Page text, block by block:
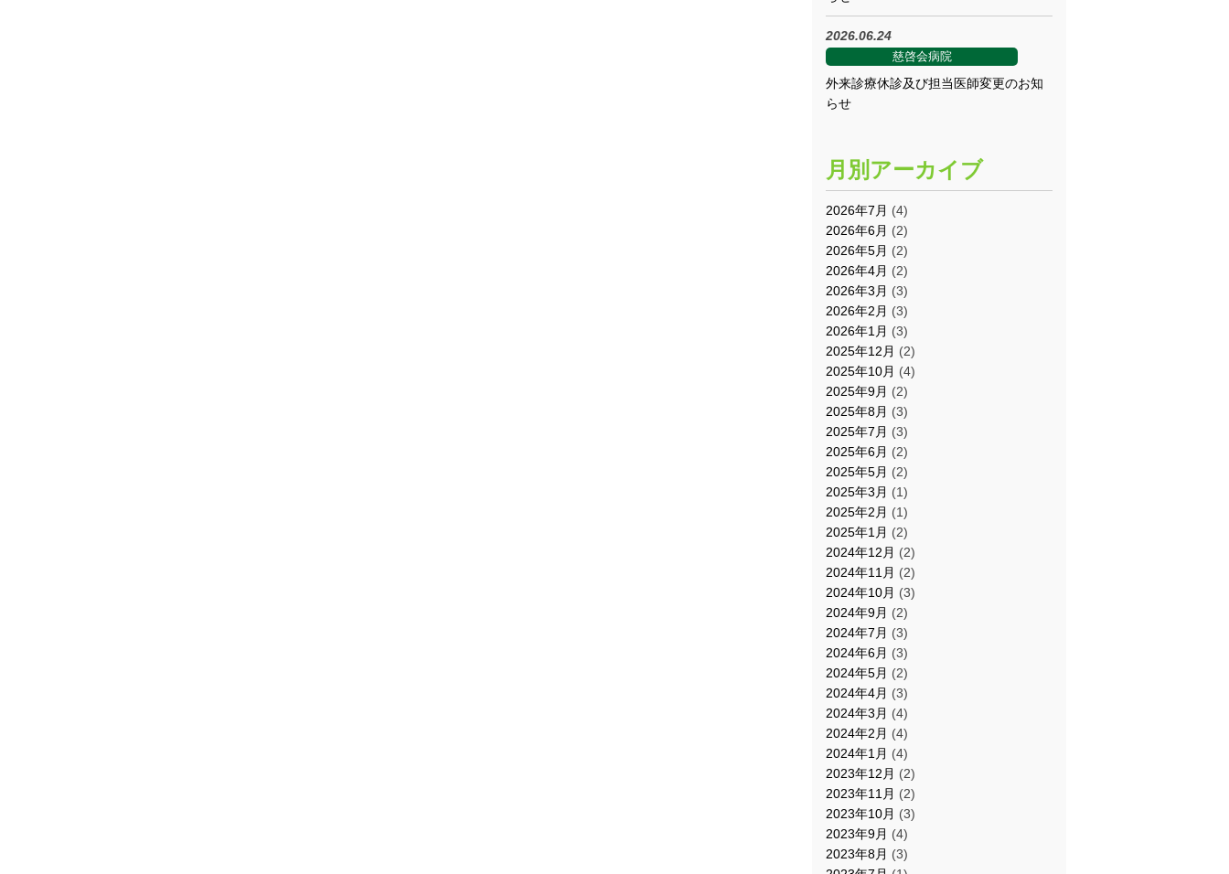
2026.06.24
慈啓会病院
外来診療休診及び担当医師変更のお知
らせ
月別アーカイブ
2026年7月 (4)
2026年6月 (2)
2026年5月 (2)
2026年4月 (2)
2026年3月 (3)
2026年2月 (3)
2026年1月 (3)
2025年12月 (2)
2025年10月 (4)
2025年9月 (2)
2025年8月 (3)
2025年7月 (3)
2025年6月 (2)
2025年5月 (2)
2025年3月 (1)
2025年2月 (1)
2025年1月 (2)
2024年12月 (2)
2024年11月 (2)
2024年10月 (3)
2024年9月 (2)
2024年7月 (3)
2024年6月 (3)
2024年5月 (2)
2024年4月 (3)
2024年3月 (4)
2024年2月 (4)
2024年1月 (4)
2023年12月 (2)
2023年11月 (2)
2023年10月 (3)
2023年9月 (4)
2023年8月 (3)